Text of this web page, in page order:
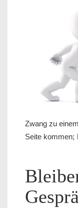
Zwang zu
Seite kommen;